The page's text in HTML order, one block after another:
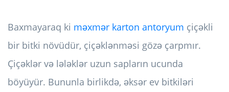
Baxmayaraq ki məxmər karton antoryum çiçəkli
bir bitki növüdür, çiçəklənməsi gözə çarpmır.
Çiçəklər və lələklər uzun sapların ucunda
böyüyür. Bununla birlikdə, əksər ev bitkiləri